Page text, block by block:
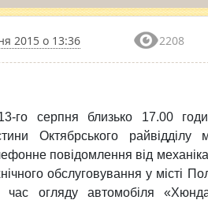
2015 о 13:36 2208
го серпня близько 17.00
Октябрського райвідділу
повідомлення від механіка
обслуговування у місті
час огляду автомобіля